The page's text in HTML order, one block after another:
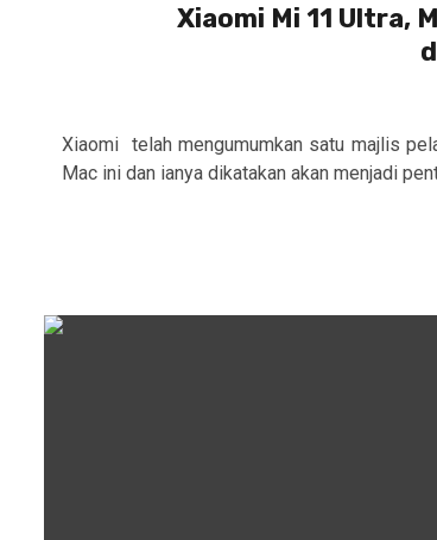
Xiaomi Mi 11 Ultra,
Xiaomi telah mengumumkan satu majlis
Mac ini dan ianya dikatakan akan menjadi